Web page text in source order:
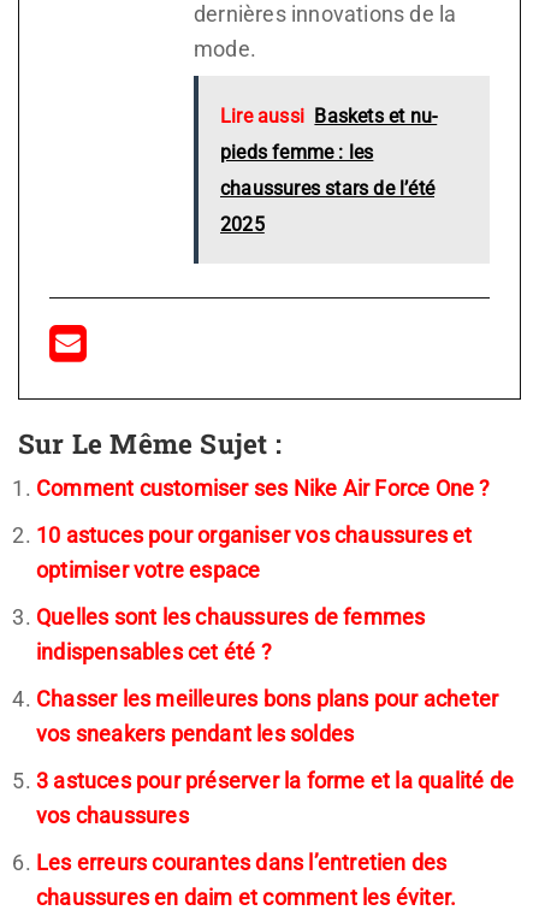
dernières innovations de la
mode.
Lire aussi Baskets et nu-
pieds femme : les
chaussures stars de l’été
2025
Sur Le Même Sujet :
Comment customiser ses Nike Air Force One ?
10 astuces pour organiser vos chaussures et
optimiser votre espace
Quelles sont les chaussures de femmes
indispensables cet été ?
Chasser les meilleures bons plans pour acheter
vos sneakers pendant les soldes
3 astuces pour préserver la forme et la qualité de
vos chaussures
Les erreurs courantes dans l’entretien des
chaussures en daim et comment les éviter.